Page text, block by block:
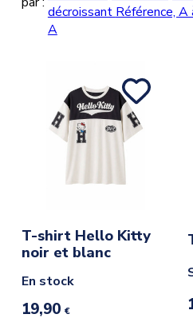
décroissant Référence, A
A
T-shirt Hello Kitty
noir et blanc
En stock
19,90 €